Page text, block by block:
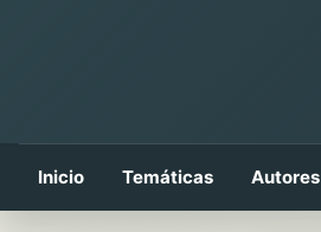
Inicio Temáticas Autores